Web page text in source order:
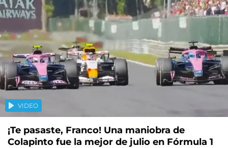
VIDEO
¡Te pasaste, Franco! Una maniobra de
Colapinto fue la mejor de julio en Fórmula 1